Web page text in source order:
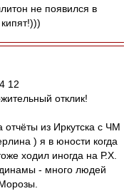
не появился в
12
отклик!
из Иркутска с ЧМ
) я в юности когда
ходил иногда на Р.Х.
- много людей